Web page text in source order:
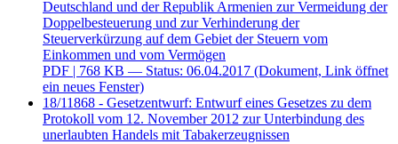
Deutschland und der Republik Armenien zur Vermeidung der
Doppelbesteuerung und zur Verhinderung der
Steuerverkürzung auf dem Gebiet der Steuern vom
Einkommen und vom Vermögen
PDF | 768 KB — Status: 06.04.2017 (Dokument, Link öffnet
ein neues Fenster)
18/11868 - Gesetzentwurf: Entwurf eines Gesetzes zu dem
Protokoll vom 12. November 2012 zur Unterbindung des
unerlaubten Handels mit Tabakerzeugnissen